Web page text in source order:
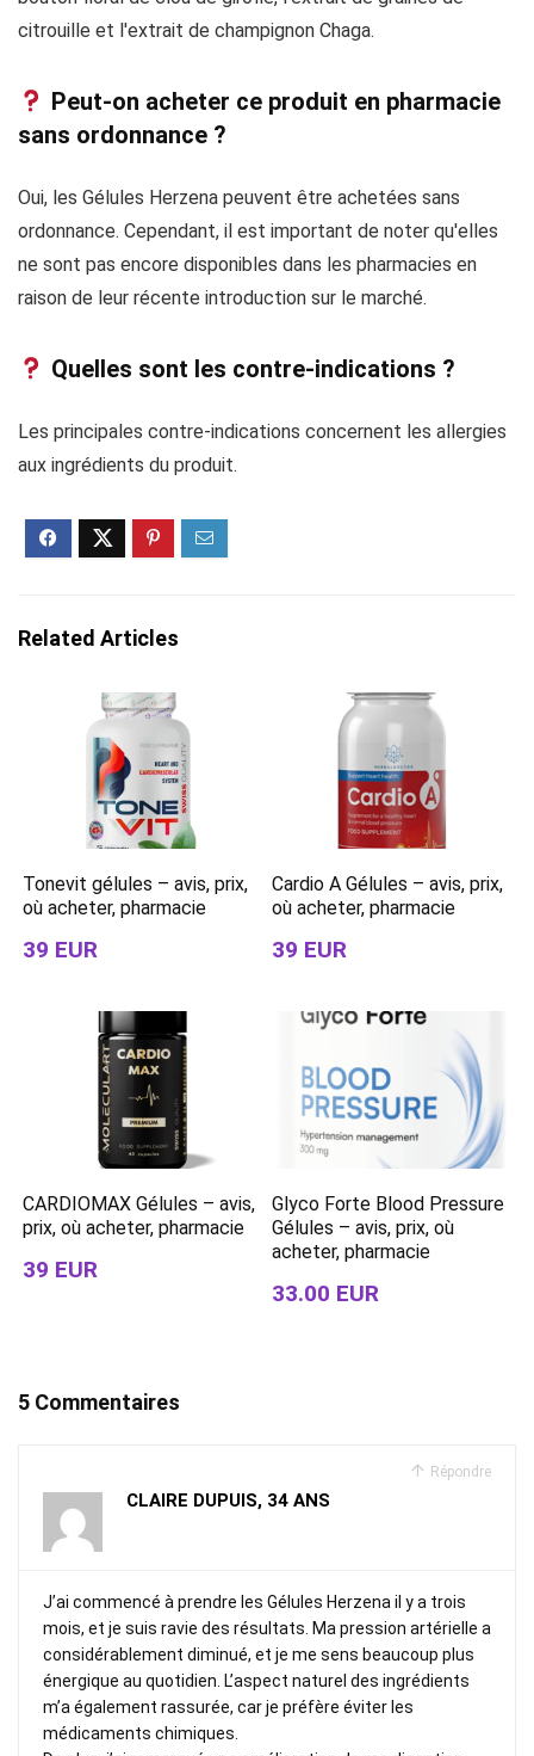
citrouille et l'extrait de champignon Chaga.
Peut-on acheter ce produit en pharmacie
sans ordonnance ?
Oui, les Gélules Herzena peuvent être achetées sans
ordonnance. Cependant, il est important de noter qu'elles
ne sont pas encore disponibles dans les pharmacies en
raison de leur récente introduction sur le marché.
Quelles sont les contre-indications ?
Les principales contre-indications concernent les allergies
aux ingrédients du produit.
Related Articles
Tonevit gélules – avis, prix,
où acheter, pharmacie
39 EUR
Cardio A Gélules – avis, prix,
où acheter, pharmacie
39 EUR
CARDIOMAX Gélules – avis,
prix, où acheter, pharmacie
39 EUR
Glyco Forte Blood Pressure
Gélules – avis, prix, où
acheter, pharmacie
33.00 EUR
5 Commentaires
Répondre
CLAIRE DUPUIS, 34 ANS
J’ai commencé à prendre les Gélules Herzena il y a trois
mois, et je suis ravie des résultats. Ma pression artérielle a
considérablement diminué, et je me sens beaucoup plus
énergique au quotidien. L’aspect naturel des ingrédients
m’a également rassurée, car je préfère éviter les
médicaments chimiques.